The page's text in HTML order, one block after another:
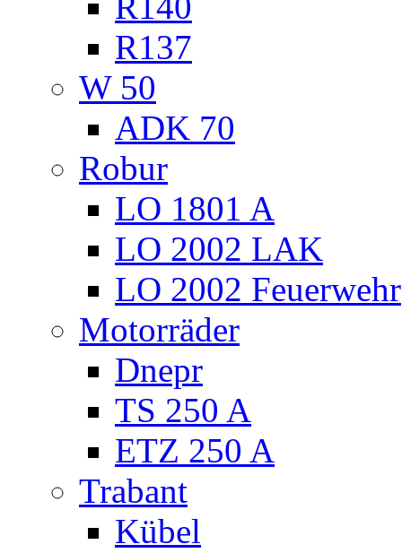
R137
W 50
ADK 70
Robur
LO 1801 A
LO 2002 LAK
LO 2002 Feuerwehr
Motorräder
Dnepr
TS 250 A
ETZ 250 A
Trabant
Kübel